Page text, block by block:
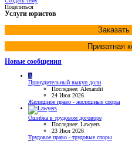
Поделиться
Услуги юристов
Приватная
Новые сообщения
A
Принудительный выкуп доли
Последнее: Alexandit
24 Июл 2026
Жилищное право - жилищные споры
Ошибка в трудовом договоре
Последнее: Lawyers
23 Июл 2026
Трудовое право - трудовые споры